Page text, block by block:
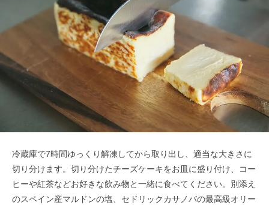
冷蔵庫で7時間ゆっくり解凍してから取り出し、適当な大きさに
切り分けます。切り分けたチーズケーキをお皿に盛り付け、コー
ヒーや紅茶などお好きな飲み物と一緒に食べてください。別添え
のスペイン産マルドンの塩、セドリックカサノバの最高級オリー